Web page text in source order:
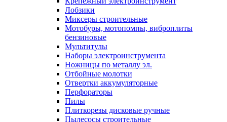
Лобзики
Миксеры строительные
Мотобуры, мотопомпы, виброплиты
бензиновые
Мультитулы
Наборы электроинструмента
Ножницы по металлу эл.
Отбойные молотки
Отвертки аккумуляторные
Перфораторы
Пилы
Плиткорезы дисковые ручные
Пылесосы строительные